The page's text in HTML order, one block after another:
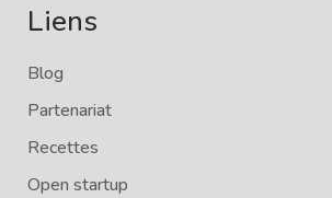
Liens
Blog
Partenariat
Recettes
Open startup